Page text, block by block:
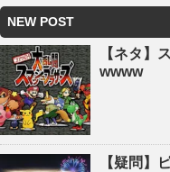
NEW POST
【ネタ】
wwww
【疑問】